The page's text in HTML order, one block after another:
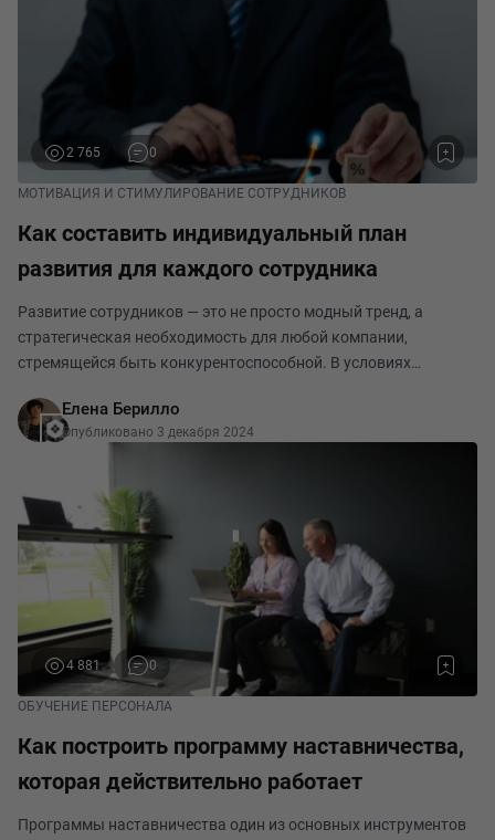
2 765 0
МОТИВАЦИЯ И СТИМУЛИРОВАНИЕ СОТРУДНИКОВ
Как составить индивидуальный план
развития для каждого сотрудника
Развитие сотрудников — это не просто модный тренд, а
стратегическая необходимость для любой компании,
стремящейся быть конкурентоспособной. В условиях
важно не только удерживать сотрудников, но и помогат
Елена Берилло
Опубликовано 3 декабря 2024
4 881 0
ОБУЧЕНИЕ ПЕРСОНАЛА
Как построить программу наставничества,
которая действительно работает
Программы наставничества один из основных инструментов